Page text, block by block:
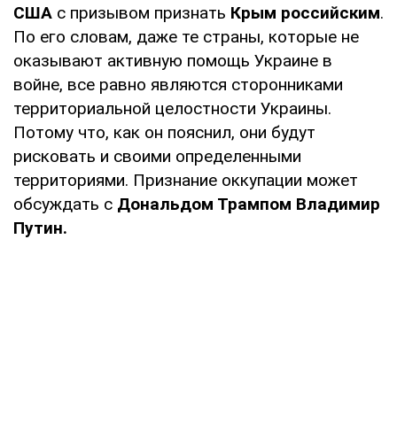
США с призывом признать Крым российским.
По его словам, даже те страны, которые не
оказывают активную помощь Украине в
войне, все равно являются сторонниками
территориальной целостности Украины.
Потому что, как он пояснил, они будут
рисковать и своими определенными
территориями. Признание оккупации может
обсуждать с Дональдом Трампом Владимир
Путин.